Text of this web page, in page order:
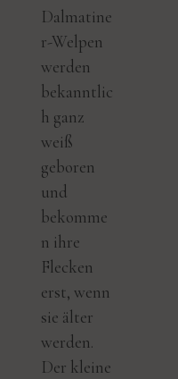
Dalmatine
r-Welpen
werden
bekanntlic
h ganz
weiß
geboren
und
bekomme
n ihre
Flecken
erst, wenn
sie älter
werden.
Der kleine